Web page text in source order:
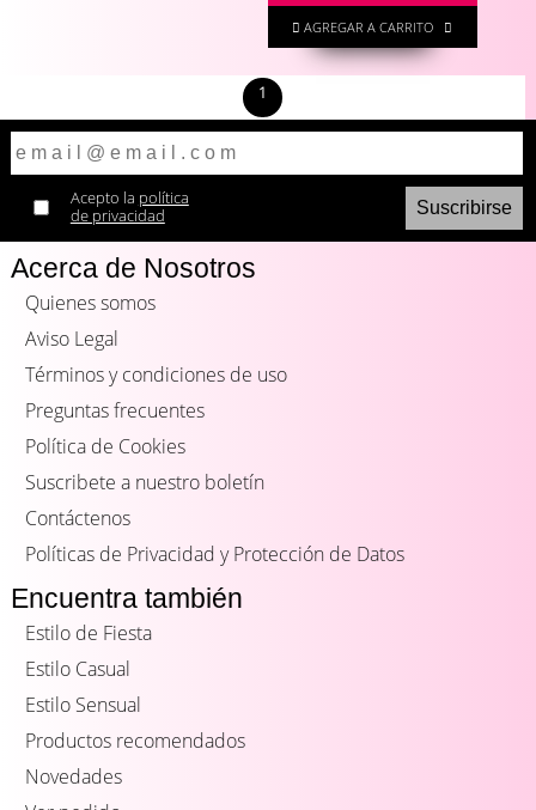
AGREGAR A CARRITO
1
Acepto la política
de privacidad
Acerca de Nosotros
Quienes somos
Aviso Legal
Términos y condiciones de uso
Preguntas frecuentes
Política de Cookies
Suscribete a nuestro boletín
Contáctenos
Políticas de Privacidad y Protección de Datos
Encuentra también
Estilo de Fiesta
Estilo Casual
Estilo Sensual
Productos recomendados
Novedades